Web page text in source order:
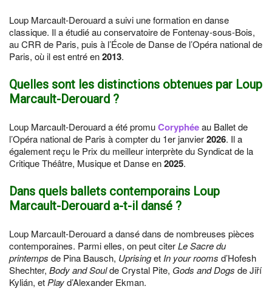
Loup Marcault-Derouard a suivi une formation en danse
classique. Il a étudié au conservatoire de Fontenay-sous-Bois,
au CRR de Paris, puis à l’École de Danse de l’Opéra national de
Paris, où il est entré en2013.
Quelles sont les distinctions obtenues par Loup
Marcault-Derouard ?
Loup Marcault-Derouard a été promuCoryphéeau Ballet de
l’Opéra national de Paris à compter du 1er janvier2026. Il a
également reçu le Prix du meilleur interprète du Syndicat de la
Critique Théâtre, Musique et Danse en2025.
Dans quels ballets contemporains Loup
Marcault-Derouard a-t-il dansé ?
Loup Marcault-Derouard a dansé dans de nombreuses pièces
contemporaines. Parmi elles, on peut citerLe Sacre du
printemps de Pina Bausch, Uprisinget In your rooms d’Hofesh
Shechter, Body and Soulde Crystal Pite, Gods and Dogs de Jiří
Kylián, et Playd’Alexander Ekman.